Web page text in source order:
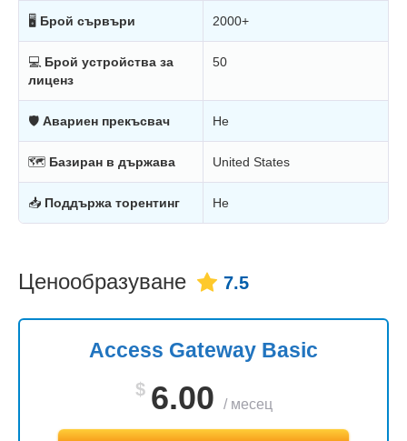
🖥 Брой сървъри 2000+
💻 Брой устройства за
лиценз
50
🛡 Авариен прекъсвач Не
🗺 Базиран в държава United States
📥 Поддържа торентинг Не
Ценообразуване 7.5
Access Gateway Basic
$ 6.00 / месец